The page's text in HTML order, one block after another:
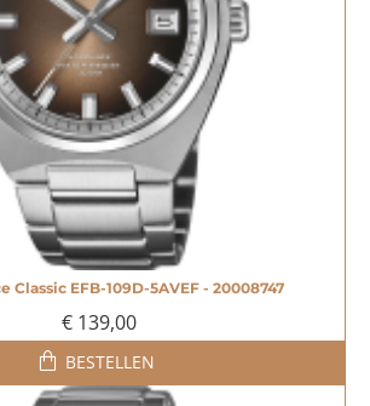
Classic EFB-109D-5AVEF - 20008747
€ 139,00
BESTELLEN